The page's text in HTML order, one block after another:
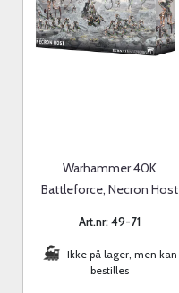
Warhammer 40K
Battleforce, Necron Host
Art.nr: 49-71
Ikke på lager, men kan
bestilles